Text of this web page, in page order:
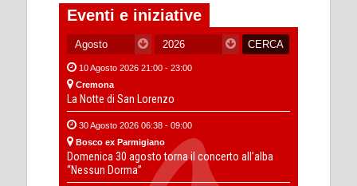
Eventi e iniziative
10 Agosto 2026 21:00 - 23:00
Cremona
La Notte di San Lorenzo
30 Agosto 2026 06:38 - 09:00
Bosco ex Parmigiano
Domenica 30 agosto torna il concerto all’alba
“Nessun Dorma”